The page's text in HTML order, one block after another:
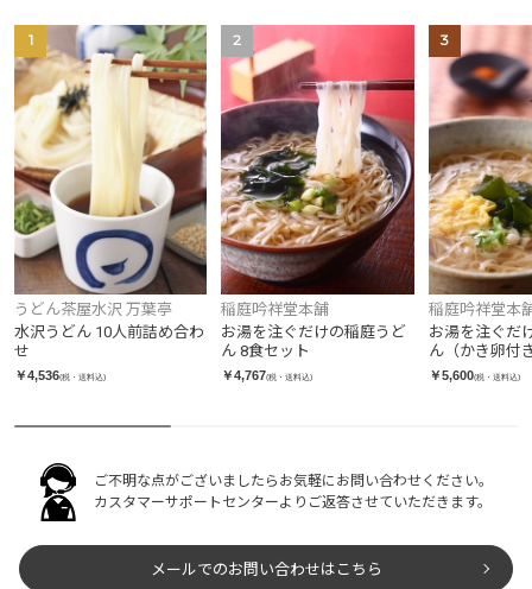
1
うどん茶屋水沢 万葉亭
水沢うどん 10人前詰め合わ
せ
￥4,536(税・送料込)
2
稲庭吟祥堂本舗
お湯を注ぐだけの稲庭うど
ん 8食セット
￥4,767(税・送料込)
3
稲庭吟祥堂本
お湯を注ぐだ
ん（かき卵付
ト
￥5,600(税・送料込)
ご不明な点がございましたらお気軽にお問い合わせください。
カスタマーサポートセンターよりご返答させていただきます。
メールでのお問い合わせはこちら